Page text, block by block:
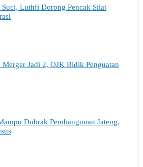
Luthfi Dorong Pencak Silat
Merger Jadi 2, OJK Bidik Penguatan
Dobrak Pembangunan Jateng,